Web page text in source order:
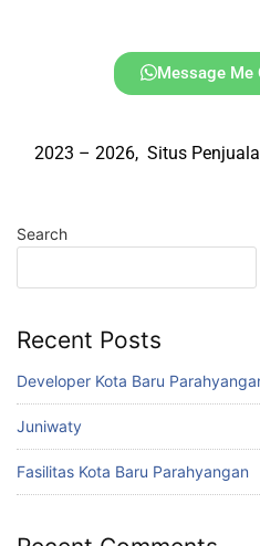
Message Me
2023 – 2026, Situs
Search
Recent Posts
Developer Kota Baru
Juniwaty
Fasilitas Kota Baru Parahyangan